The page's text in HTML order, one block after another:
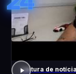
Leitura de